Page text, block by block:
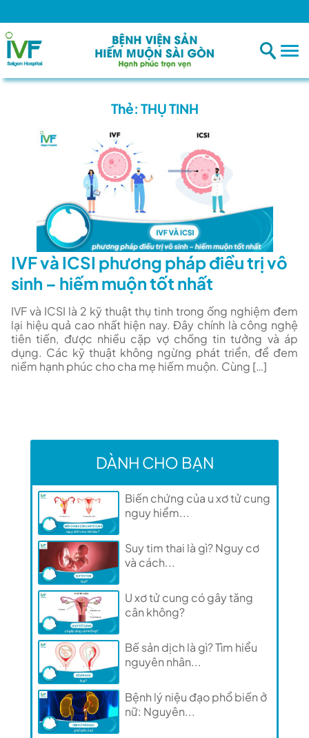
Thẻ: THỤ TINH
IVF và ICSI phương pháp điều trị vô
sinh – hiếm muộn tốt nhất
IVF và ICSI là 2 kỹ thuật thụ tinh trong ống nghiệm đem
lại hiệu quả cao nhất hiện nay. Đây chính là công nghệ
tiên tiến, được nhiều cặp vợ chồng tin tưởng và áp
dụng. Các kỹ thuật không ngừng phát triển, để đem
niềm hạnh phúc cho cha mẹ hiếm muộn. Cùng […]
DÀNH CHO BẠN
Biến chứng của u xơ tử cung
nguy hiểm...
Suy tim thai là gì? Nguy cơ
và cách...
U xơ tử cung có gây tăng
cân không?
Bế sản dịch là gì? Tìm hiểu
nguyên nhân...
Bệnh lý niệu đạo phổ biến ở
nữ: Nguyên...